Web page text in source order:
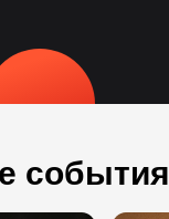
события